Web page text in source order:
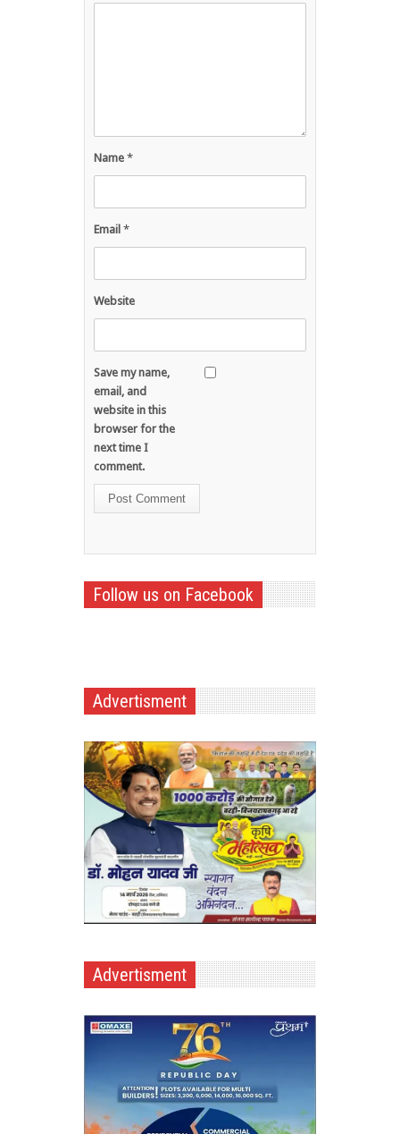
Name *
Email *
Website
Save my name,
email, and
website in this
browser for the
next time I
comment.
Follow us on Facebook
Advertisment
Advertisment